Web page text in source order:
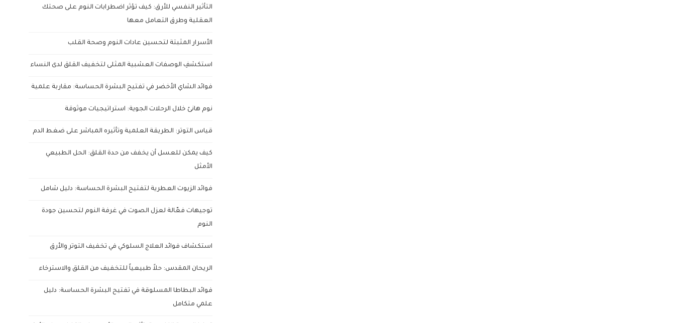
التأثير النفسي للأرق: كيف تؤثر اضطرابات النوم على صحتك
العقلية وطرق التعامل معها
الأسرار المثبتة لتحسين عادات النوم وصحة القلب
استكشفِ الوصفات العشبية المثلى لتخفيف القلق لدى النساء
فوائد الشاي الأخضر في تفتيح البشرة الحساسة: مقاربة علمية
نوم هانئ خلال الرحلات الجوية: استراتيجيات موثوقة
قياس التوتر: الطريقة العلمية وتأثيره المباشر على ضغط الدم
كيف يمكن للعسل أن يخفف من حدة القلق: الحل الطبيعي
الأمثل
فوائد الزيوت العطرية لتفتيح البشرة الحساسة: دليل شامل
توجيهات فعّالة لعزل الصوت في غرفة النوم لتحسين جودة
النوم
استكشاف فوائد العلاج السلوكي في تخفيف التوتر والأرق
الريحان المقدس: حلاً طبيعياً للتخفيف من القلق والاسترخاء
فوائد البطاطا المسلوقة في تفتيح البشرة الحساسة: دليل
علمي متكامل